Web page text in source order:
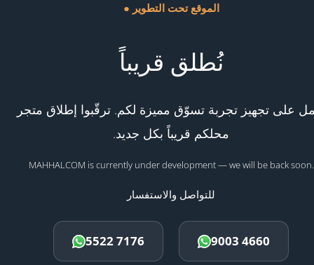
● الموقع تحت التطوير
نُطلق قريباً
على تجهيز تجربة تسوّق مميزة لكم. ترقّبوا إطلاق متجر
محلكم قريباً بكل جديد.
MAHHALCOM is currently under development — we will be back soon.
للتواصل والاستفسار
5522 7176 9003 4660